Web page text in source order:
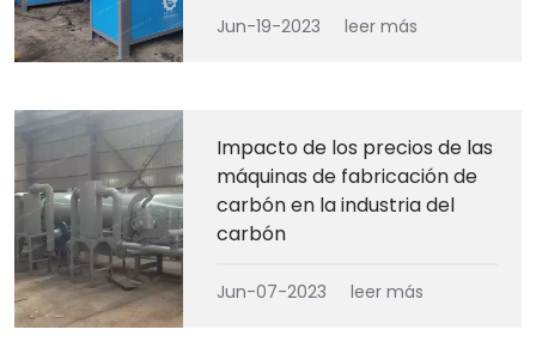
Jun-19-2023 leer más
Impacto de los precios de las
máquinas de fabricación de
carbón en la industria del
carbón
Jun-07-2023 leer más